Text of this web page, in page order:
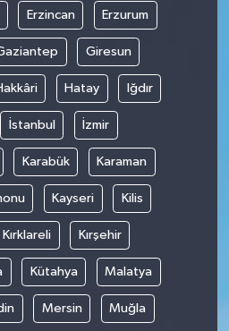
Erzincan Erzurum
Giresun
Hatay Iğdır
İstanbul İzmir
Karabük Karaman
Kayseri Kilis
Kırklareli Kırşehir
Kütahya Malatya
Mersin Muğla